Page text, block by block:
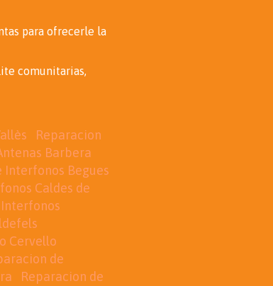
para ofrecerle la
comunitarias,
Reparacion
Barbera
Interfonos Begues
Caldes de
Interfonos
Cervello
de
Reparacion de